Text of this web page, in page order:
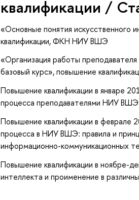
квалификации /
«Основные понятия искусственного
квалификации, ФКН НИУ ВШЭ
«Организация работы
базовый курс», повышение
Повышение квалификации в январе
процесса преподавателями НИУ ВШЭ
Повышение квалификации в феврале
процесса в НИУ ВШЭ: правила и
информационно-коммуникационных
Повышение квалификации в ноябре-
интеллекта и проименение в